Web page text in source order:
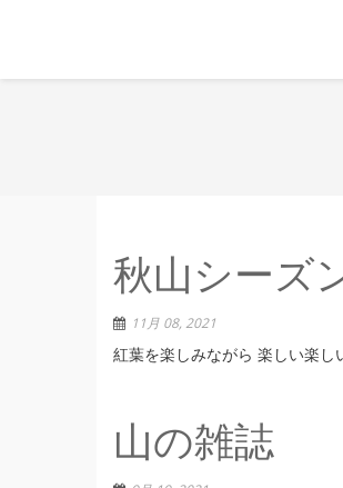
秋山シーズ
11月 08, 2021
紅葉を楽しみながら 楽しい楽し
山の雑誌